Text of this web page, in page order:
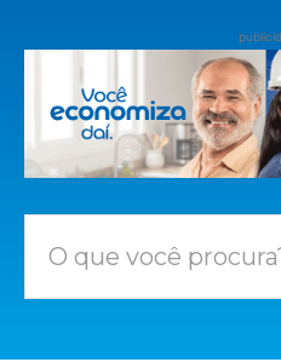
O que você